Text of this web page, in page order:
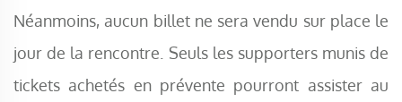
Néanmoins, aucun billet ne sera vendu sur place le
jour de la rencontre. Seuls les supporters munis de
tickets achetés en prévente pourront assister au